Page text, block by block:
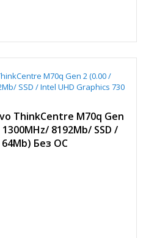
ThinkCentre M70q Gen
8192Mb/ SSD /
64Mb) Без ОС